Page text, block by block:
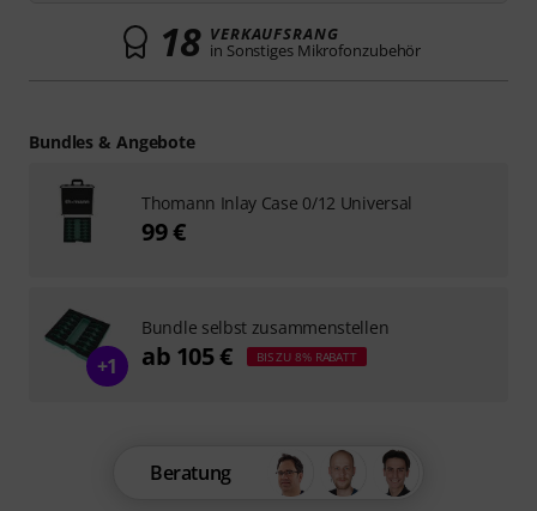
18 VERKAUFSRANG
in Sonstiges Mikrofonzubehör
Beratung
Bundles & Angebote
Thomann Inlay Case 0/12 Universal
99 €
+1
Bundle selbst zusammenstellen
ab 105 € BIS ZU 8% RABATT